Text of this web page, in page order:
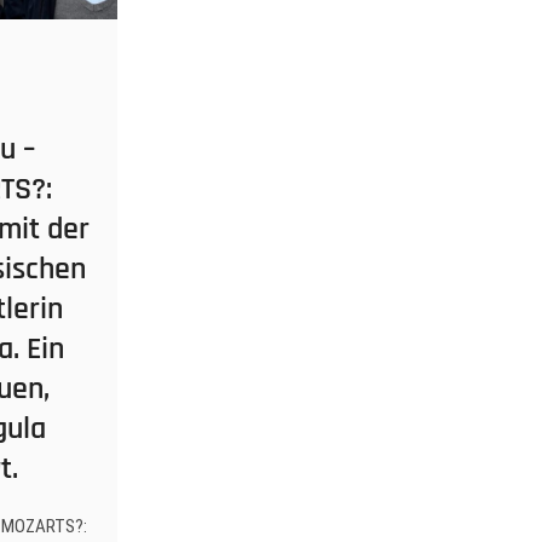
#sängerinnen
Ausstellungen
–
der
Ein